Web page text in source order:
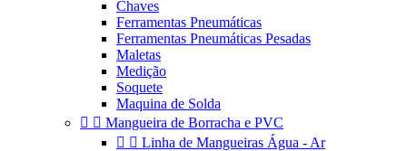
Chaves
Ferramentas Pneumáticas
Ferramentas Pneumáticas Pesadas
Maletas
Medição
Soquete
Maquina de Solda
  Mangueira de Borracha e PVC
  Linha de Mangueiras Água - Ar